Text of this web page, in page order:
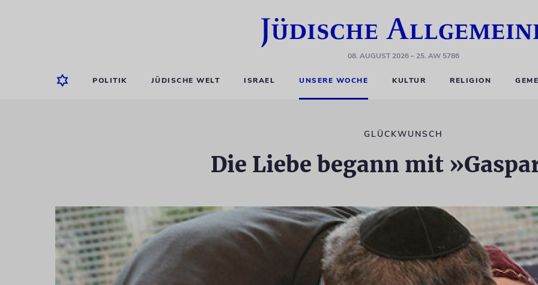
08. AUGUST 2026– 25. AW 5786
POLITIK JÜDISCHE WELT ISRAEL UNSERE WOCHE KULTUR RELIGION
GLÜCKWUNSCH
Die Liebe begann mit